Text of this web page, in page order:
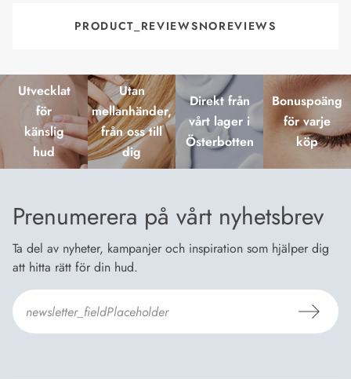
PRODUCT_REVIEWSNOREVIEWS
Utvecklat
för
känslig
hud
Utan
mellanhänder,
från oss till
dig
Direkt från
vårt lager i
Österbotten
Bonuspoäng
för varje
köp
Prenumerera på vårt nyhetsbrev
Ta del av nyheter, kampanjer och inspiration som hjälper dig
att hitta rätt för din hud.